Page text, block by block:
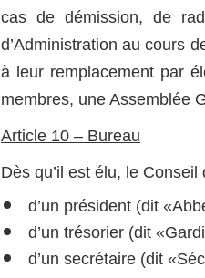
cas de démission, de
d’Administration au cours
à leur remplacement par
membres, une Assemblée
Article 10 – Bureau
Dès qu’il est élu, le
d’un président (dit
d’un trésorier (dit
d’un secrétaire (dit